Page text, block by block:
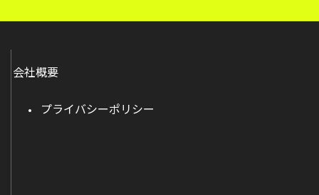
会社概要
プライバシーポリシー